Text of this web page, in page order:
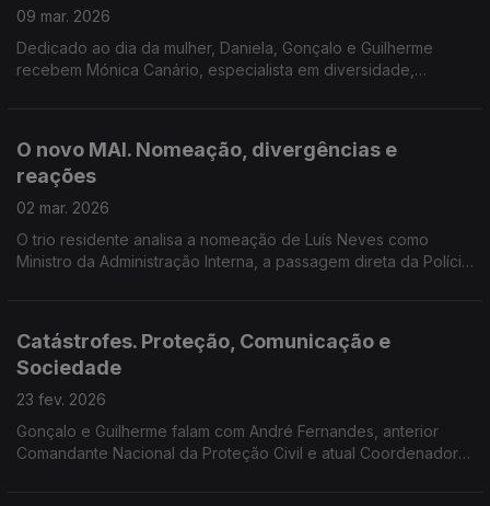
09 mar. 2026
Dedicado ao dia da mulher, Daniela, Gonçalo e Guilherme
recebem Mónica Canário, especialista em diversidade,
O novo MAI. Nomeação, divergências e
reações
02 mar. 2026
O trio residente analisa a nomeação de Luís Neves como
Ministro da Administração Interna, a passagem direta da Polícia
Catástrofes. Proteção, Comunicação e
Sociedade
23 fev. 2026
Gonçalo e Guilherme falam com André Fernandes, anterior
Comandante Nacional da Proteção Civil e atual Coordenador